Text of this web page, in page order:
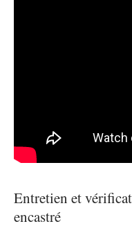
Entretien et
encastré